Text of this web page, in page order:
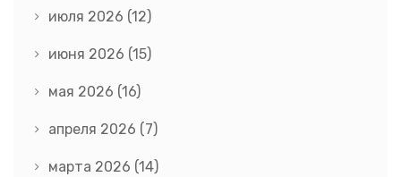
июля 2026 (12)
июня 2026 (15)
мая 2026 (16)
апреля 2026 (7)
марта 2026 (14)